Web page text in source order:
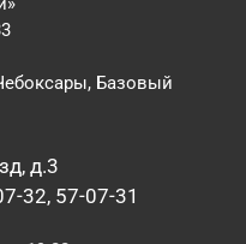
Базовый
д.3
32, 57-07-31